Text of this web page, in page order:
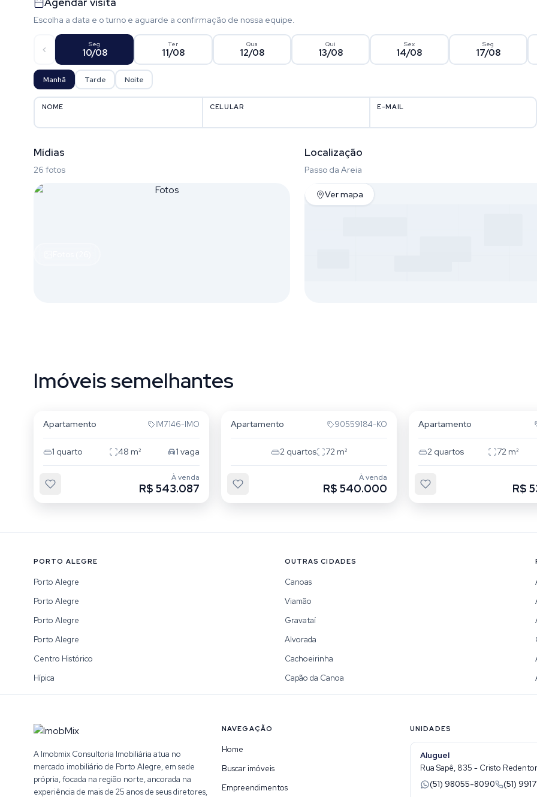
Escolha a data e o turno e aguarde a confirmação de nossa equipe.
Seg
10/08
Ter
11/08
Qua
12/08
Qui
13/08
Sex
14/08
Seg
17/08
Manhã Tarde Noite
NOME CELULAR E-MAIL
Mídias
26 fotos
Localização
Passo da Areia
Ver mapa
Imóveis semelhantes
Apartamento IM7146-IMO
1 quarto 48 m² 1 vaga
À venda
R$ 543.087
Apartamento 90559184-KO
2 quartos 72 m²
À venda
R$ 540.000
Apartamento
2 quartos 72 m²
R$
PORTO ALEGRE
Porto Alegre
Porto Alegre
Porto Alegre
Porto Alegre
Centro Histórico
Hípica
OUTRAS CIDADES
Canoas
Viamão
Gravataí
Alvorada
Cachoeirinha
Capão da Canoa
A Imobmix Consultoria Imobiliária atua no
mercado imobiliário de Porto Alegre, em sede
própria, focada na região norte, ancorada na
experiência de mais de 25 anos de seus diretores,
NAVEGAÇÃO
Home
Buscar imóveis
Empreendimentos
UNIDADES
Aluguel
Rua Sapê, 835 - Cristo
(51) 98055-8090
(51)